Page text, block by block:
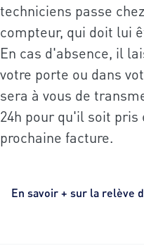
techniciens passe
compteur, qui doit lui
En cas d'absence, il
votre porte ou dans
sera à vous de
24h pour qu'il soit
prochaine facture.
En savoir + sur la relève